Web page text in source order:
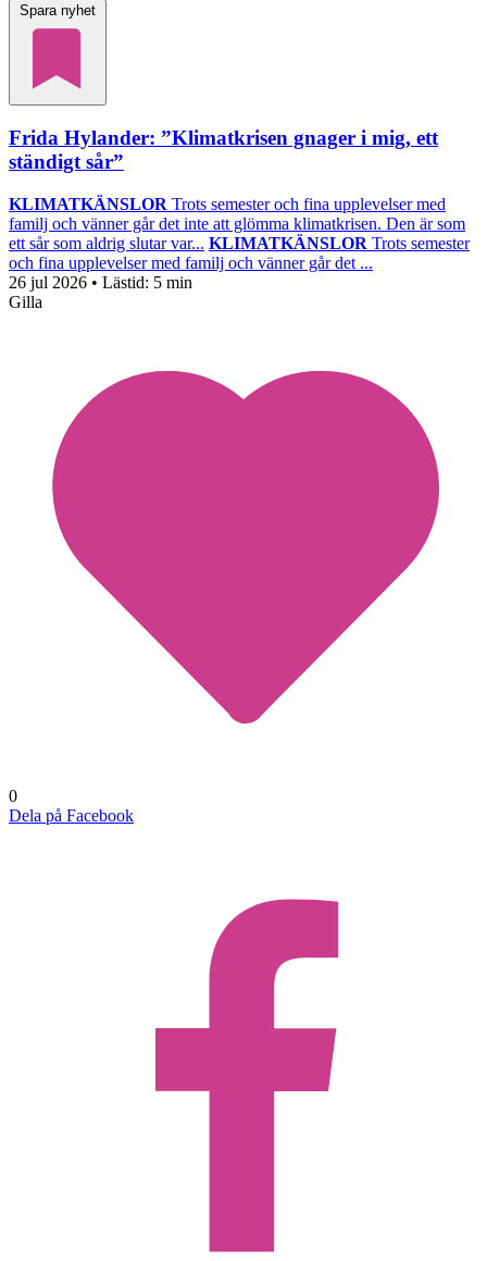
Spara nyhet
Frida Hylander: ”Klimatkrisen gnager i mig, ett
ständigt sår”
KLIMATKÄNSLOR Trots semester och fina upplevelser med
familj och vänner går det inte att glömma klimatkrisen. Den är som
ett sår som aldrig slutar var... KLIMATKÄNSLOR Trots semester
och fina upplevelser med familj och vänner går det ...
26 jul 2026 • Lästid: 5 min
Gilla
0
Dela på Facebook